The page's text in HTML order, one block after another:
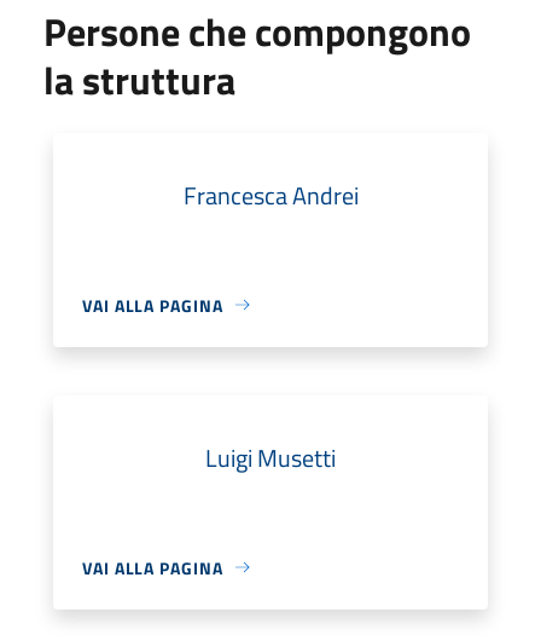
Persone che compongono
la struttura
Francesca Andrei
VAI ALLA PAGINA
Luigi Musetti
VAI ALLA PAGINA